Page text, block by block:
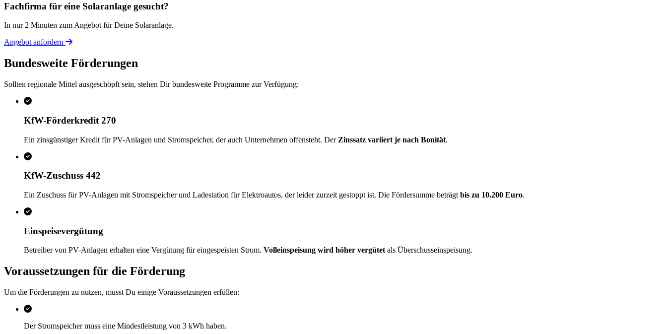
Fachfirma für eine Solaranlage gesucht?
In nur 2 Minuten zum Angebot für Deine Solaranlage.
Angebot anfordern
Bundesweite Förderungen
Sollten regionale Mittel ausgeschöpft sein, stehen Dir bundesweite Programme zur Verfügung:
KfW-Förderkredit 270
Ein zinsgünstiger Kredit für PV-Anlagen und Stromspeicher, der auch Unternehmen offensteht. Der Zinssatz variiert je nach Bonität.
KfW-Zuschuss 442
Ein Zuschuss für PV-Anlagen mit Stromspeicher und Ladestation für Elektroautos, der leider zurzeit gestoppt ist. Die Fördersumme beträgt bis zu 10.200 Euro.
Einspeisevergütung
Betreiber von PV-Anlagen erhalten eine Vergütung für eingespeisten Strom. Volleinspeisung wird höher vergütetals Überschusseinspeisung.
Voraussetzungen für die Förderung
Um die Förderungen zu nutzen, musst Du einige Voraussetzungen erfüllen:
Der Stromspeicher muss eine Mindestleistung von 3 kWh haben.